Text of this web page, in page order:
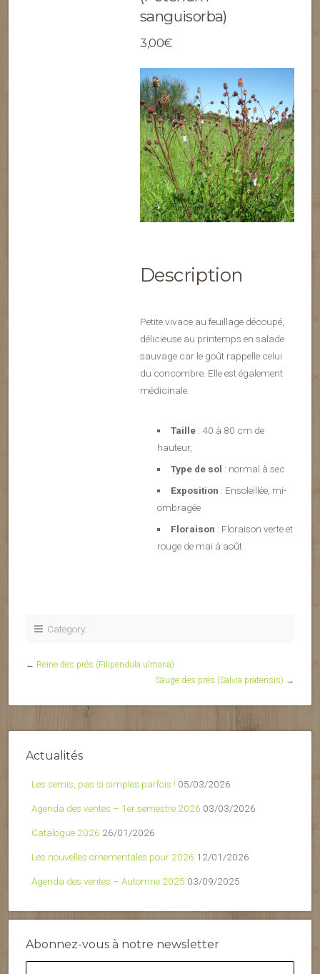
sanguisorba)
3,00€
Description
Petite vivace au feuillage découpé,
délicieuse au printemps en salade
sauvage car le goût rappelle celui
du concombre. Elle est également
médicinale.
Taille: 40 à 80 cm de
hauteur,
Type de sol : normal à sec
Exposition : Ensoleillée, mi-
ombragée
Floraison : Floraison verte et
rouge de mai à août
Category:
← Reine des prés (Filipendula ulmaria)
Sauge des prés (Salvia pratensis) →
Actualités
Les semis, pas si simples parfois ! 05/03/2026
Agenda des ventes – 1er semestre 2026 03/03/2026
Catalogue 2026 26/01/2026
Les nouvelles ornementales pour 2026 12/01/2026
Agenda des ventes – Automne 2025 03/09/2025
Abonnez-vous à notre newsletter